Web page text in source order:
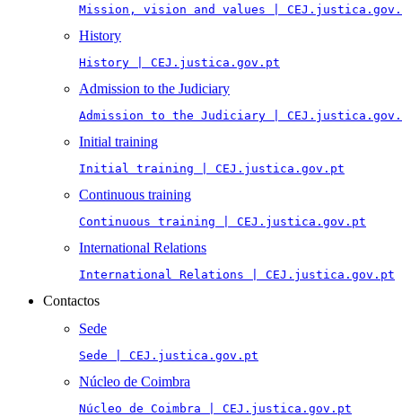
Mission, vision and values |
History
History | CEJ.justica.gov.pt
Admission to the Judiciary
Admission to the Judiciary |
Initial training
Initial training | CEJ.justica.gov.pt
Continuous training
Continuous training | CEJ.justica.gov.pt
International Relations
International Relations | CEJ.justica.gov.pt
Contactos
Sede
Sede | CEJ.justica.gov.pt
Núcleo de Coimbra
Núcleo de Coimbra | CEJ.justica.gov.pt